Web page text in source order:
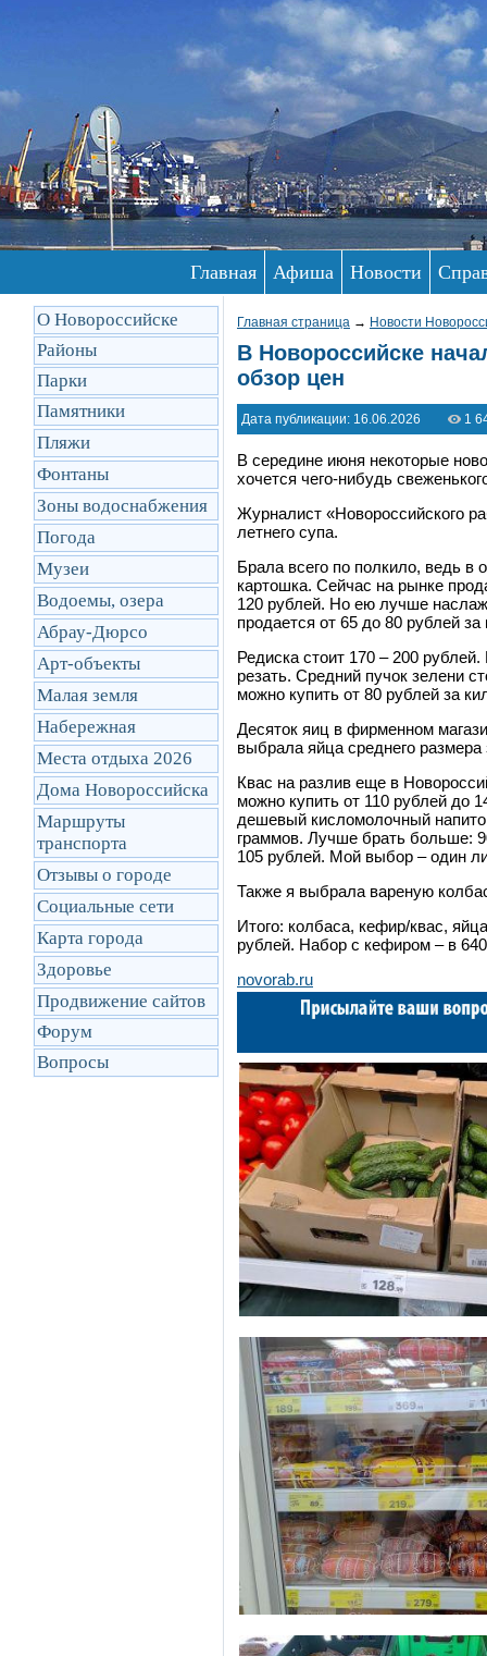
Главная Афиша Новости
О Новороссийске
Районы
Парки
Памятники
Пляжи
Фонтаны
Зоны водоснабжения
Погода
Музеи
Водоемы, озера
Абрау-Дюрсо
Арт-объекты
Малая земля
Набережная
Места отдыха 2026
Дома Новороссийска
Маршруты
транcпорта
Отзывы о городе
Социальные сети
Карта города
Здоровье
Продвижение сайтов
Форум
Вопросы
Главная страница → Новости
В Новороссийске
обзор цен
Дата публикации: 16.06.2026 1
В середине июня некоторые
хочется чего-нибудь
Журналист «Новороссийского
летнего супа.
Брала всего по полкило, ведь в
картошка. Сейчас на рынке
120 рублей. Но ею лучше
продается от 65 до 80 рублей
Редиска стоит 170 – 200
резать. Средний пучок зелени
можно купить от 80 рублей за
Десяток яиц в фирменном
выбрала яйца среднего размера
Квас на разлив еще в
можно купить от 110 рублей до
дешевый кисломолочный
граммов. Лучше брать больше:
105 рублей. Мой выбор –один
Также я выбрала вареную
Итого: колбаса, кефир/квас,
рублей. Набор с кефиром – в
novorab.ru